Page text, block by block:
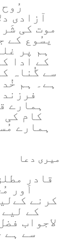
آزادی
موت کی
یسُوع کے
ہم پر
کے ادا
سے گُناہ
ہے۔ ہم
ہمارے
کام کی
ہمارے
میری دعا
قادرِ
اور
کرنے
کے
لاجواب
سے ہے